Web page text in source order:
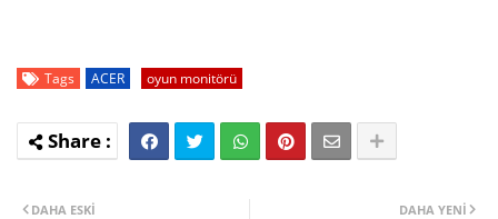
Tags ACER oyun monitörü
DAHA YENI
DAHA ESKI